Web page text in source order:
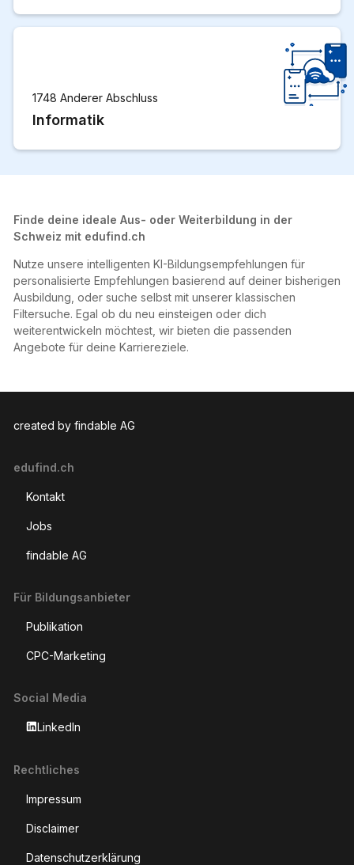
1748 Anderer Abschluss
Informatik
Finde deine ideale Aus- oder Weiterbildung in der
Schweiz mit edufind.ch
Nutze unsere intelligenten KI-Bildungsempfehlungen für
personalisierte Empfehlungen basierend auf deiner bisherigen
Ausbildung, oder suche selbst mit unserer klassischen
Filtersuche. Egal ob du neu einsteigen oder dich
weiterentwickeln möchtest, wir bieten die passenden
Angebote für deine Karriereziele.
created by findable AG
edufind.ch
Kontakt
Jobs
findable AG
Für Bildungsanbieter
Publikation
CPC-Marketing
Social Media
LinkedIn
Rechtliches
Impressum
Disclaimer
Datenschutzerklärung